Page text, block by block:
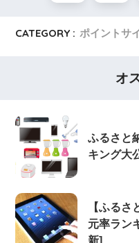
CATEGORY : ポイントサ
オ
ふるさと
キング大
【ふる
元率ラン